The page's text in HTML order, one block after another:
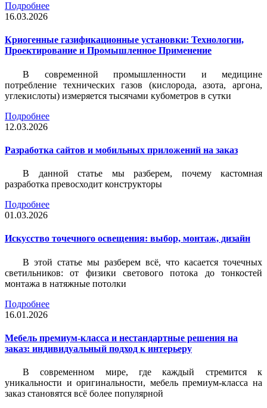
Подробнее
16.03.2026
Криогенные газификационные установки: Технологии,
Проектирование и Промышленное Применение
В современной промышленности и медицине
потребление технических газов (кислорода, азота, аргона,
углекислоты) измеряется тысячами кубометров в сутки
Подробнее
12.03.2026
Разработка сайтов и мобильных приложений на заказ
В данной статье мы разберем, почему кастомная
разработка превосходит конструкторы
Подробнее
01.03.2026
Искусство точечного освещения: выбор, монтаж, дизайн
В этой статье мы разберем всё, что касается точечных
светильников: от физики светового потока до тонкостей
монтажа в натяжные потолки
Подробнее
16.01.2026
Мебель премиум-класса и нестандартные решения на
заказ: индивидуальный подход к интерьеру
В современном мире, где каждый стремится к
уникальности и оригинальности, мебель премиум-класса на
заказ становятся всё более популярной